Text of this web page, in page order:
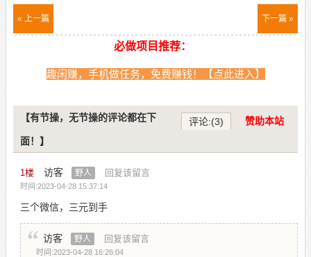
« 上一篇 下一篇 »
必做项目推荐：
趣闲赚，手机做任务，免费赚钱！【点此进入】
评论:(3) 赞助本站
【有节操，无节操的评论都在下
面！】
1楼 访客 野人 回复该留言
时间:2023-04-28 15:37:14
三个微信，三元到手
访客 野人 回复该留言
时间:2023-04-28 16:26:04